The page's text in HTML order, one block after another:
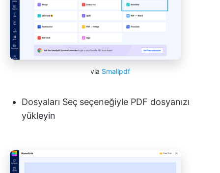
via Smallpdf
Dosyaları Seç seçeneğiyle PDF dosyanızı
yükleyin